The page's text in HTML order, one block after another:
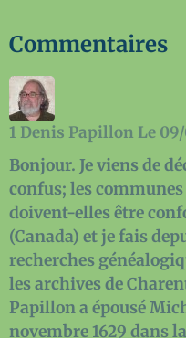
Commentaires
1 Denis Papillon Le
Bonjour. Je viens de
confus; les
doivent-elles être
(Canada) et je fais
recherches
les archives de
Papillon a épousé
novembre 1629 dans